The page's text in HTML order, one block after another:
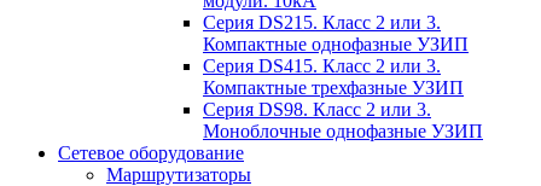
Серия DS215. Класс 2 или 3.
Компактные однофазные УЗИП
Серия DS415. Класс 2 или 3.
Компактные трехфазные УЗИП
Серия DS98. Класс 2 или 3.
Моноблочные однофазные УЗИП
Сетевое оборудование
Маршрутизаторы